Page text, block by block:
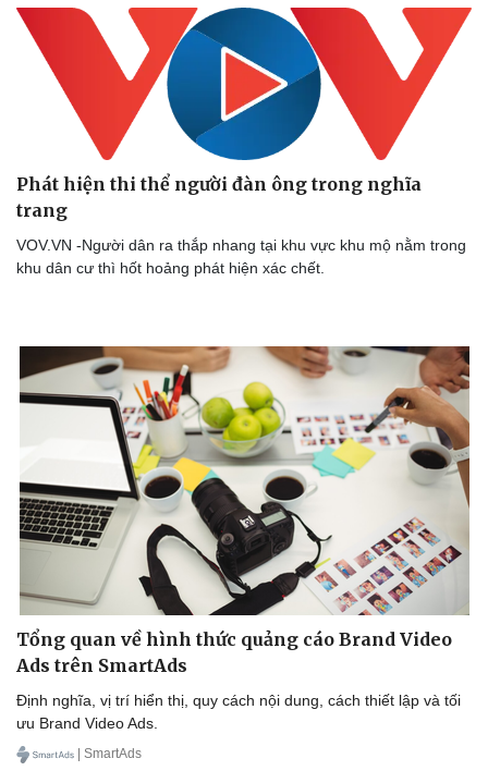
Doanh nghiệp
Vì cộng đồng
Công nghệ
Chuyển đổi số
Phát hiện thi thể người đàn ông trong nghĩa
trang
VOV.VN -Người dân ra thắp nhang tại khu vực khu mộ nằm trong
khu dân cư thì hốt hoảng phát hiện xác chết.
Tổng quan về hình thức quảng cáo Brand Video
Ads trên SmartAds
Định nghĩa, vị trí hiển thị, quy cách nội dung, cách thiết lập và tối
ưu Brand Video Ads.
| SmartAds